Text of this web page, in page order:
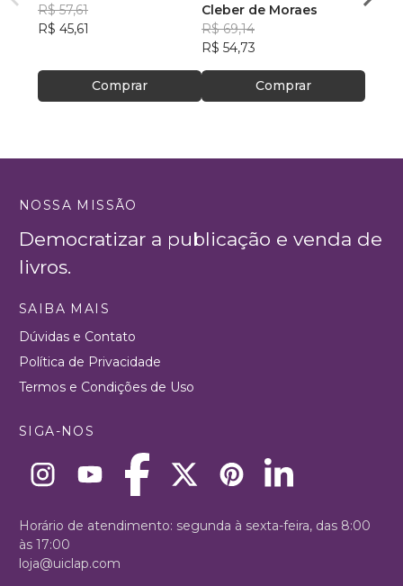
Abrunhosa Trindade
Filho
R$ 57,61
R$ 45,61
Comprar
Cleber de Moraes
R$ 69,14
R$ 54,73
Comprar
R$
NOSSA MISSÃO
Democratizar a publicação e venda de
livros.
SAIBA MAIS
Dúvidas e Contato
Política de Privacidade
Termos e Condições de Uso
SIGA-NOS
Horário de atendimento: segunda à sexta-feira, das 8:00
às 17:00
loja@uiclap.com